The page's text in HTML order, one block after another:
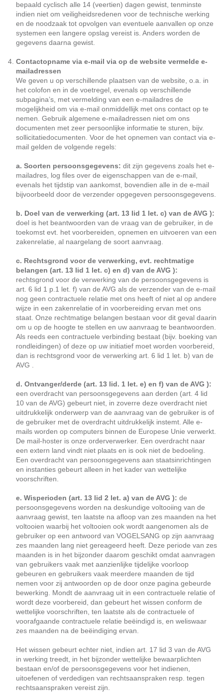
bepaald cyclisch alle 14 (veertien) dagen gewist, tenminste
indien niet om veiligheidsredenen voor de technische werking
en de noodzaak tot opvolgen van eventuele aanvallen op onze
systemen een langere opslag vereist is. Anders worden de
gegevens daarna gewist.
Contactopname via e-mail via op de website vermelde e-
mailadressen
We geven u op verschillende plaatsen van de website, o.a. in
het colofon en in de voetregel, evenals op verschillende
subpagina’s, met vermelding van een e-mailadres de
mogelijkheid om via e-mail onmiddellijk met ons contact op te
nemen. Gebruik algemene e-mailadressen niet om ons
documenten met zeer persoonlijke informatie te sturen, bijv.
sollicitatiedocumenten. Voor de het opnemen van contact via e-
mail gelden de volgende regels:
a. Soorten persoonsgegevens: dit zijn gegevens zoals het e-
mailadres, log files over de eigenschappen van de e-mail,
evenals het tijdstip van aankomst, bovendien alle in de e-mail
bijvoorbeeld door de verzender opgegeven persoonsgegevens.
b. Doel van de verwerking (art. 13 lid 1 let. c) van de AVG ):
doel is het beantwoorden van de vraag van de gebruiker, in de
toekomst evt. het voorbereiden, opnemen en uitvoeren van een
zakenrelatie, al naargelang de soort aanvraag.
c. Rechtsgrond voor de verwerking, evt. rechtmatige
belangen (art. 13 lid 1 let. c) en d) van de AVG ):
rechtsgrond voor de verwerking van de persoonsgegevens is
art. 6 lid 1 p.1 let. f) van de AVG als de verzender van de e-mail
nog geen contractuele relatie met ons heeft of niet al op andere
wijze in een zakenrelatie of in voorbereiding ervan met ons
staat. Onze rechtmatige belangen bestaan voor dit geval daarin
om u op de hoogte te stellen en uw aanvraag te beantwoorden.
Als reeds een contractuele verbinding bestaat (bijv. boeking van
rondleidingen) of deze op uw initiatief moet worden voorbereid,
dan is rechtsgrond voor de verwerking art. 6 lid 1 let. b) van de
AVG .
d. Ontvanger/derde (art. 13 lid. 1 let. e) en f) van de AVG ):
een overdracht van persoonsgegevens aan derden (art. 4 lid
10 van de AVG) gebeurt niet, in zoverre deze overdracht niet
uitdrukkelijk onderwerp van de aanvraag van de gebruiker is of
de gebruiker met de overdracht uitdrukkelijk instemt. Alle e-
mails worden op computers binnen de Europese Unie verwerkt.
De mail-hoster is onze orderverwerker. Een overdracht naar
een extern land vindt niet plaats en is ook niet de bedoeling.
Een overdracht van persoonsgegevens aan staatsinrichtingen
en instanties gebeurt alleen in het kader van wettelijke
voorschriften.
e. Wisperioden (art. 13 lid 2 let. a) van de AVG ): de
persoonsgegevens worden na deskundige voltooiing van de
aanvraag gewist, ten laatste na afloop van zes maanden na het
voltooien waarbij het voltooien ook wordt aangenomen als de
gebruiker op een antwoord van VOGELSANG op zijn aanvraag
zes maanden lang niet gereageerd heeft. Deze periode van zes
maanden is in het bijzonder daarom geschikt omdat aanvragen
van gebruikers vaak met aanzienlijke tijdelijke voorloop
gebeuren en gebruikers vaak meerdere maanden de tijd
nemen voor zij antwoorden op de door onze pagina gebeurde
bewerking. Mondt de aanvraag uit in een contractuele relatie of
wordt deze voorbereid, dan gebeurt het wissen conform de
wettelijke voorschriften, ten laatste als de contractuele of
voorafgaande contractuele relatie beëindigd is, en weliswaar
zes maanden na de beëindiging ervan.
Het wissen gebeurt echter niet, indien art. 17 lid 3 van de AVG
in werking treedt, in het bijzonder wettelijke bewaarplichten
bestaan en/of de persoonsgegevens voor het indienen,
uitoefenen of verdedigen van rechtsaanspraken resp. tegen
rechtsaanspraken vereist zijn.